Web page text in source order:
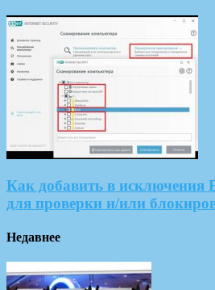
Как добавить в исключения
для проверки и/или
Недавнее